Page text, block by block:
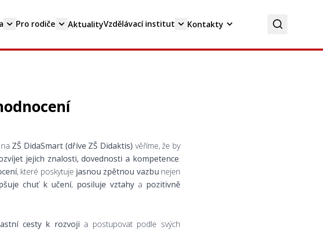
Pro rodiče AktualityVzdělávací institut Kontakty
ZŠ DidaSmart (dříve ZŠ Didaktis) věříme, že by
jejich znalosti, dovednosti a kompetence.
, které poskytuje jasnou zpětnou vazbu nejen
chuť k učení, posiluje vztahya pozitivně
cesty k rozvoji a postupovat podle svých